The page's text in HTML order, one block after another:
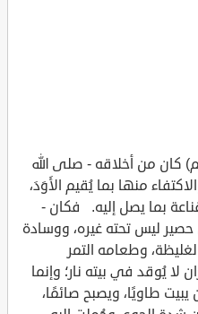
كان من أخلاقه - صلى الله
منها بما يُقيم الأَوَدَ،
بما يصل إليه. فكان -
ليس تحته غيره، ووسادة
وطعامه التمر
يُوقد في بيته نار؛ وإنما
يبيت طاويًا، ويصبح صائمًا،